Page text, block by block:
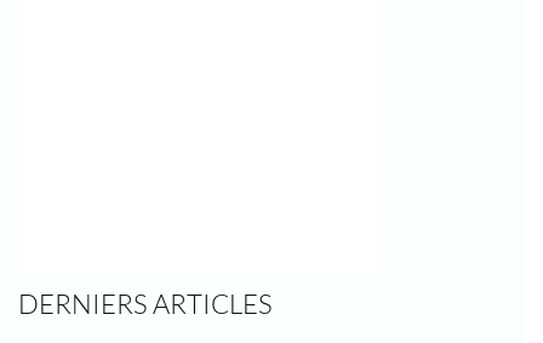
DERNIERS ARTICLES